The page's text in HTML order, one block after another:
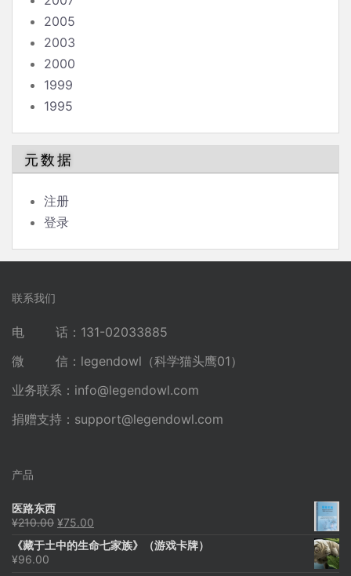
2005
2003
2000
1999
1995
元数据
注册
登录
联系我们
电 话：131-02033885
微 信：legendowl（科学猫头鹰01）
业务联系： info@legendowl.com
捐赠支持： support@legendowl.com
产品
医路东西
¥210.00 原
为：
¥75.00
价
《藏于土中的生命七家族》（游戏卡牌）
¥96.00